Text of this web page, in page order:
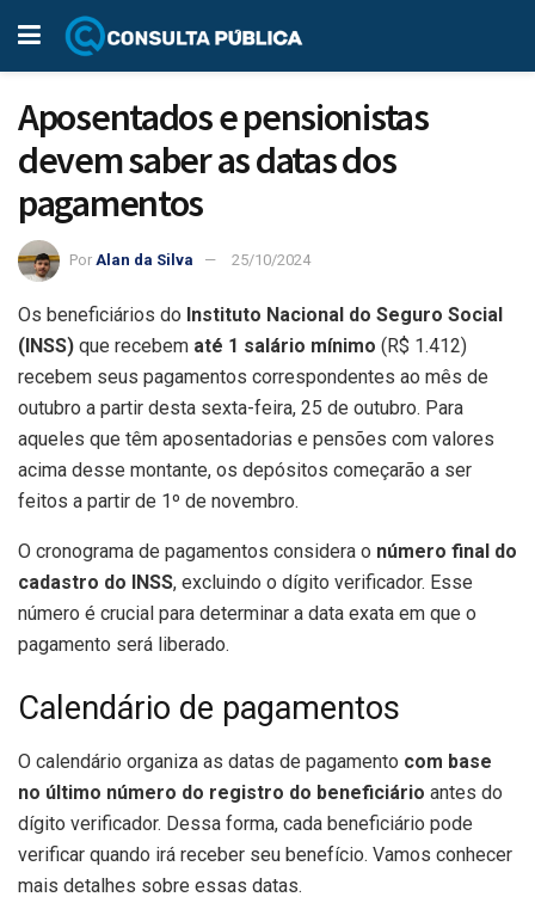
Aposentados e pensionistas
devem saber as datas dos
pagamentos
Por Alan da Silva 25/10/2024
Os beneficiários do Instituto Nacional do Seguro Social
(INSS) que recebem até 1 salário mínimo (R$ 1.412)
recebem seus pagamentos correspondentes ao mês de
outubro a partir desta sexta-feira, 25 de outubro. Para
aqueles que têm aposentadorias e pensões com valores
acima desse montante, os depósitos começarão a ser
feitos a partir de 1º de novembro.
O cronograma de pagamentos considera o número final do
cadastro do INSS, excluindo o dígito verificador. Esse
número é crucial para determinar a data exata em que o
pagamento será liberado.
Calendário de pagamentos
O calendário organiza as datas de pagamento com base
no último número do registro do beneficiário antes do
dígito verificador. Dessa forma, cada beneficiário pode
verificar quando irá receber seu benefício. Vamos conhecer
mais detalhes sobre essas datas.